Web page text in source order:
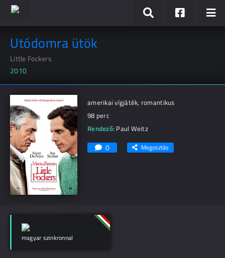
Utódomra ütök
Little Fockers
2010
amerikai vígjáték, romantikus
98 perc
Rendező: Paul Weitz
0 Megosztás
magyar szinkronnal